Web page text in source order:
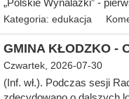
„Polskie Wynalazki” -
Kategoria: edukacja
GMINA KŁODZKO -
Czwartek, 2026-07-30
(Inf. wł.). Podczas sesji